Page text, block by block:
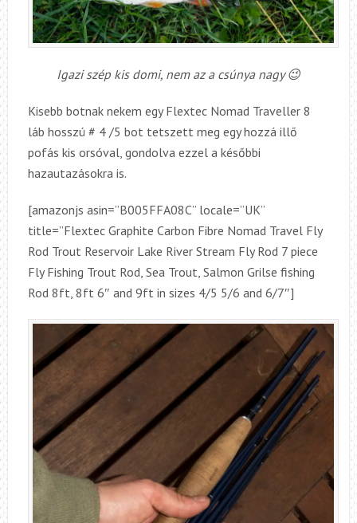
Igazi szép kis domi, nem az a csúnya nagy 😉
Kisebb botnak nekem egy Flextec Nomad Traveller 8
láb hosszú # 4 /5 bot tetszett meg egy hozzá illő
pofás kis orsóval, gondolva ezzel a későbbi
hazautazásokra is.
[amazonjs asin=”B005FFA08C” locale=”UK”
title=”Flextec Graphite Carbon Fibre Nomad Travel Fly
Rod Trout Reservoir Lake River Stream Fly Rod 7 piece
Fly Fishing Trout Rod, Sea Trout, Salmon Grilse fishing
Rod 8ft, 8ft 6″ and 9ft in sizes 4/5 5/6 and 6/7″]